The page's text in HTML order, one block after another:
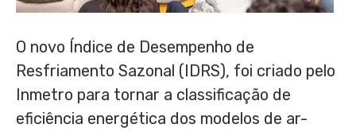
O novo Índice de Desempenho de
Resfriamento Sazonal (IDRS), foi criado pelo
Inmetro para tornar a classificação de
eficiência energética dos modelos de ar-